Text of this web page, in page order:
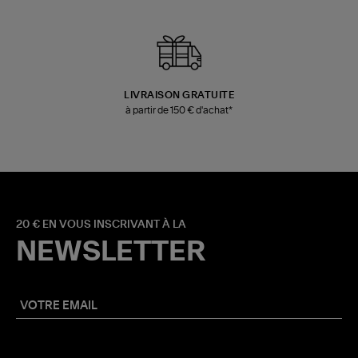
LIVRAISON GRATUITE
à partir de 150 € d'achat*
20 € EN VOUS INSCRIVANT À LA
NEWSLETTER